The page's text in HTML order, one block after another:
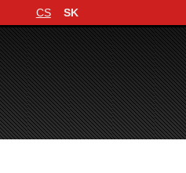
Jazyková verzia
CS SK